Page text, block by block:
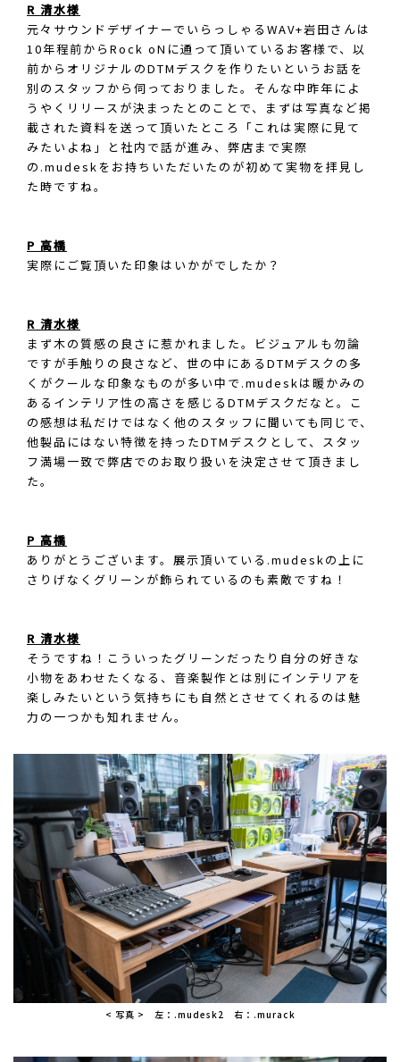
R 清水様
元々サウンドデザイナーでいらっしゃるWAV+岩田さんは
10年程前からRock oNに通って頂いているお客様で、以
前からオリジナルのDTMデスクを作りたいというお話を
別のスタッフから伺っておりました。そんな中昨年によ
うやくリリースが決まったとのことで、まずは写真など掲
載された資料を送って頂いたところ「これは実際に見て
みたいよね」と社内で話が進み、弊店まで実際
の.mudeskをお持ちいただいたのが初めて実物を拝見し
た時ですね。
P 高橋
実際にご覧頂いた印象はいかがでしたか？
R 清水様
まず木の質感の良さに惹かれました。ビジュアルも勿論
ですが手触りの良さなど、世の中にあるDTMデスクの多
くがクールな印象なものが多い中で.mudeskは暖かみの
あるインテリア性の高さを感じるDTMデスクだなと。こ
の感想は私だけではなく他のスタッフに聞いても同じで、
他製品にはない特徴を持ったDTMデスクとして、スタッ
フ満場一致で弊店でのお取り扱いを決定させて頂きまし
た。
P 高橋
ありがとうございます。展示頂いている.mudeskの上に
さりげなくグリーンが飾られているのも素敵ですね！
R 清水様
そうですね！こういったグリーンだったり自分の好きな
小物をあわせたくなる、音楽製作とは別にインテリアを
楽しみたいという気持ちにも自然とさせてくれるのは魅
力の一つかも知れません。
< 写真 > 左：.mudesk2 右：.murack